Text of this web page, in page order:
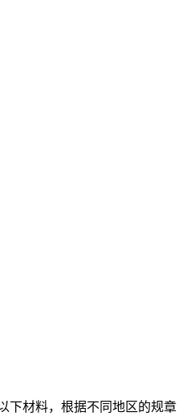
下材料，根据不同地区的规章